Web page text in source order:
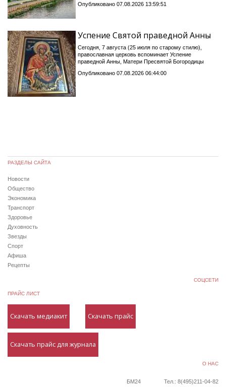
Опубликовано 07.08.2026 13:59:51
Успение Святой праведной Анны
Сегодня, 7 августа (25 июля по старому стилю),
православная церковь вспоминает Успение
праведной Анны, Матери Пресвятой Богородицы
Опубликовано 07.08.2026 06:44:00
РАЗДЕЛЫ САЙТА
Новости
Общество
Экономика
Транспорт
Здоровье
Духовность
Звезды
Спорт
Афиша
Рецепты
СОЦСЕТИ
ПРАЙС ЛИСТ
Скачать медиакит Скачать прайс
Скачать прайс для журнала
О НАС
БМ24 Тел.: 8(495)211-04-82